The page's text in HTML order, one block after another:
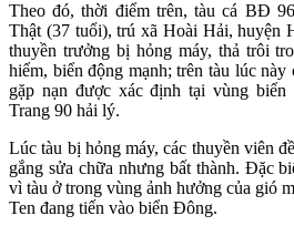
Theo đó, thời điểm trên, tàu cá BĐ
Thật (37 tuổi), trú xã Hoài Hải, huyện
thuyền trưởng bị hỏng máy, thả trôi
hiểm, biển động mạnh; trên tàu lúc
gặp nạn được xác định tại vùng
Trang 90 hải lý.
Lúc tàu bị hỏng máy, các thuyền viên
gắng sửa chữa nhưng bất thành. Đặc
vì tàu ở trong vùng ảnh hưởng của gió
Ten đang tiến vào biển Đông.